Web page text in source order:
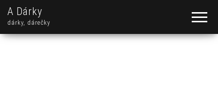
A Dárky
dárky, dárečky